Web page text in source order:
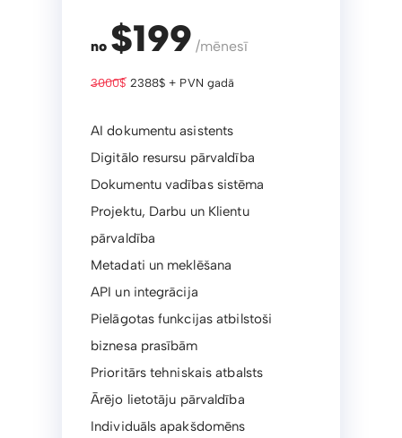
no $199 /mēnesī
3000$2388$ + PVN gadā
AI dokumentu asistents
Digitālo resursu pārvaldība
Dokumentu vadības sistēma
Projektu, Darbu un Klientu
pārvaldība
Metadati un meklēšana
API un integrācija
Pielāgotas funkcijas atbilstoši
biznesa prasībām
Prioritārs tehniskais atbalsts
Ārējo lietotāju pārvaldība
Individuāls apakšdomēns